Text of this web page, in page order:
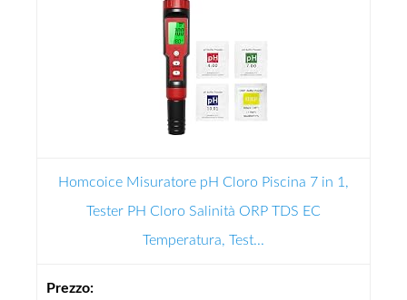
Homcoice Misuratore pH Cloro Piscina 7 in 1,
Tester PH Cloro Salinità ORP TDS EC
Temperatura, Test...